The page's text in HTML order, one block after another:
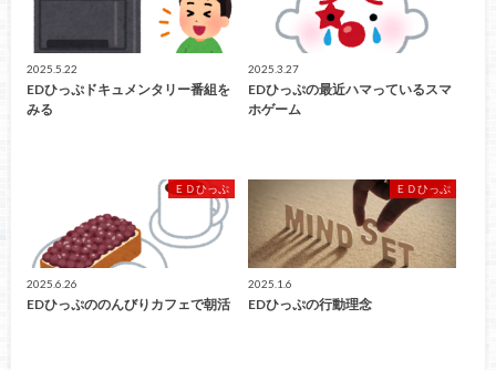
2025.5.22
EDひっぷドキュメンタリー番組を
みる
2025.3.27
EDひっぷの最近ハマっているスマ
ホゲーム
ＥＤひっぷ
2025.6.26
EDひっぷののんびりカフェで朝活
ＥＤひっぷ
2025.1.6
EDひっぷの行動理念